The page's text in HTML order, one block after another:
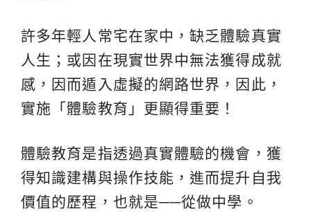
許多年輕人常宅在家中，缺乏體驗真實
人生；或因在現實世界中無法獲得成就
感，因而遁入虛擬的網路世界，因此，
實施「體驗教育」更顯得重要！
體驗教育是指透過真實體驗的機會，獲
得知識建構與操作技能，進而提升自我
價值的歷程，也就是──從做中學。